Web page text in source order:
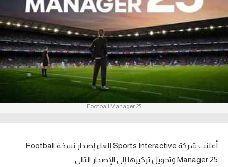
عدسات
آراء حرة
ركن الألعاب
بطولات
أمريكا 2026
الدوري الإنجليزي الممتاز
Football Manager 25
أعلنت شركة Sports Interactive إلغاء إصدار نسخة Football
Manager 25 وتحويل تركيزها إلى الإصدار التالي.